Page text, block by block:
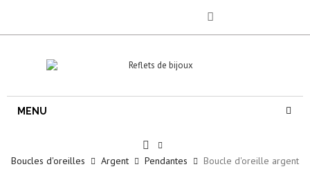
MENU
Boucles d'oreilles Argent Pendantes
Boucle d'oreille argent